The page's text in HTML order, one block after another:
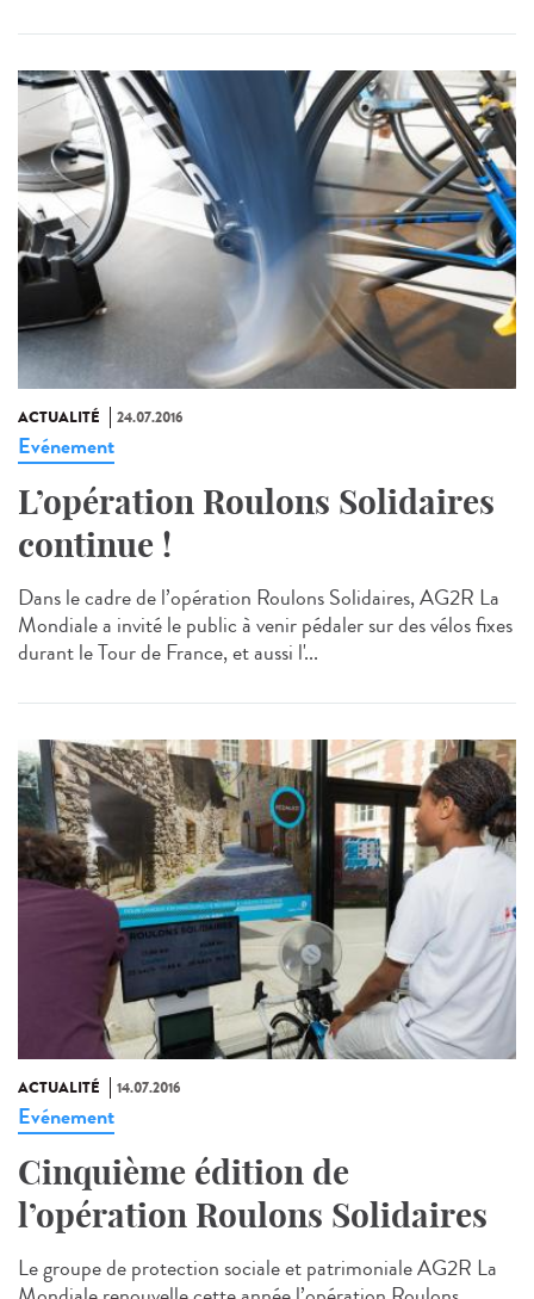
ACTUALITÉ 24.07.2016
Evénement
L’opération Roulons Solidaires
continue !
Dans le cadre de l’opération Roulons Solidaires, AG2R La
Mondiale a invité le public à venir pédaler sur des vélos fixes
durant le Tour de France, et aussi l'...
ACTUALITÉ 14.07.2016
Evénement
Cinquième édition de
l’opération Roulons Solidaires
Le groupe de protection sociale et patrimoniale AG2R La